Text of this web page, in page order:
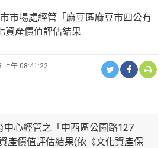
市場處經管「麻豆區麻豆市四公有
資產價值評估結果
上午 08:41:22
中心經管之「中西區公園路127
產價值評估結果(依《文化資產保